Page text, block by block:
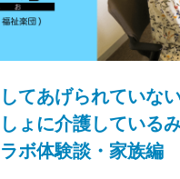
してあげられていな
しょに介護している
ボ体験談・家族編